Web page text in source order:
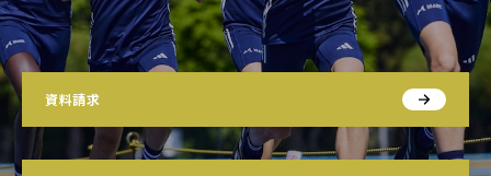
資料請求